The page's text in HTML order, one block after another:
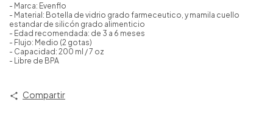
- Marca: Evenflo
- Material: Botella de vidrio grado farmeceutico, y mamila cuello
estandar de silicón grado alimenticio
- Edad recomendada: de 3 a 6 meses
- Flujo: Medio (2 gotas)
- Capacidad: 200 ml / 7 oz
- Libre de BPA
Compartir